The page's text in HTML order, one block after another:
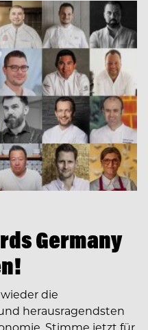
Germany
die
herausragendsten
Stimme jetzt für